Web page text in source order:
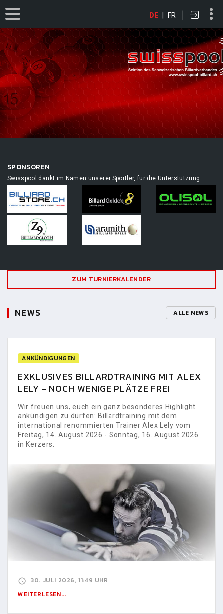
DE | FR
SPONSOREN
Swisspool dankt im Namen unserer Sportler, für die Unterstützung
ZUM TURNIERKALENDER
NEWS ALLE NEWS
ANKÜNDIGUNGEN
EXKLUSIVES BILLARDTRAINING MIT ALEX
LELY - NOCH WENIGE PLÄTZE FREI
Wir freuen uns, euch ein ganz besonderes Highlight
ankündigen zu dürfen: Billardtraining mit dem
international renommierten Trainer Alex Lely vom
Freitag, 14. August 2026 - Sonntag, 16. August 2026
in Kerzers.
30. JULI 2026, 11:49 UHR
WEITERLESEN...